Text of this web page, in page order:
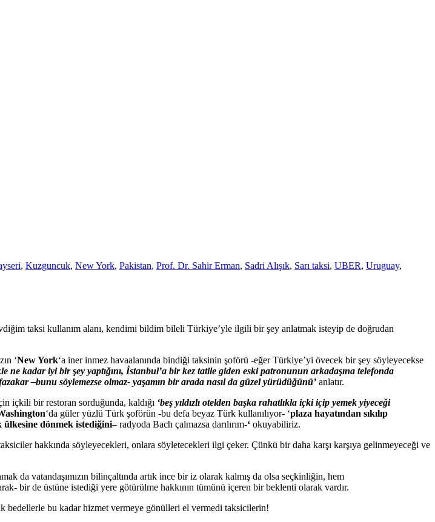
, Kuzguncuk, New York, Pakistan, Prof. Dr. Sahir Erman, Sadri Alışık, Sarı taksi, UBER, Uruguay,
taksi kullanım alanı, kendimi bildim bileli Türkiye’yle ilgili bir şey anlatmak isteyip de doğrudan
‘New York‘a iner inmez havaalanında bindiği taksinin şoförü -eğer Türkiye’yi övecek bir şey söyleyecekse
ne kadar iyi bir şey yaptığını, İstanbul’a bir kez tatile giden eski patronunun arkadaşına telefonda
–bunu söylemezse olmaz- yaşamın bir arada nasıl da güzelyürüdüğünü’ anlatır.
içkili bir restoran sorduğunda, kaldığı ‘beş yıldızlı otelden başka rahatlıkla içki içip yemek yiyeceği
‘da güler yüzlü Türk şoförün -bu defa beyaz Türk kullanılıyor- ‘plaza hayatından sıkılıp
ülkesine dönmek istediğini– radyoda Bach çalmazsa darılırım-‘ okuyabiliriz.
hakkında söyleyecekleri, onlara söyletecekleri ilgi çeker. Çünkü bir daha karşı karşıya gelinmeyeceği ve
da vatandaşımızın bilinçaltında artık ince bir iz olarak kalmış da olsa seçkinliğin, hem
bir de üstüne istediği yere götürülme hakkının tümünü içeren bir beklenti olarak vardır.
bedellerle bu kadar hizmet vermeye gönülleri el vermedi taksicilerin!